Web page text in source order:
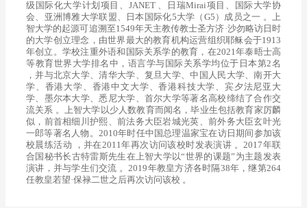
级国际化大学计划项目、JANET 、日瑞Mirai项目、国际大学协
会、亚洲博雅大学联盟、日本国际化5大学（G5）成员之一 。上
智大学的起源可追溯至1549年天主教传教士圣方济·沙勿略访日时
的大学创立理念，由世界最大的教育机构运营组织耶稣会于1913
年创立。学校注重外语和国际关系学的教育，在2021年泰晤士高
等教育世界大学排名中，语言学与国际关系学均位于日本第2名
，并与北京大学、清华大学、复旦大学、中国人民大学、南开大
学、香港大学、香港中文大学、香港科技大学、宾夕法尼亚大
学、墨尔本大学、悉尼大学、首尔大学等著名高校缔结了合作交
流关系 。上智大学以少人数教育而闻名，毕业生包括教育家厉麟
似，前首相细川护熙、前法务大臣岩城光英、前外务大臣玄叶光
一郎等著名人物。2010年时任中国总理温家宝在访日期间参加该
校晨练活动 ，并在2011年再次访问该校时发表演讲 。2017年联
合国秘书长古特雷斯先生在上智大学以“世界的课题”为主题发表
演讲，并与学生们交流 。2019年教皇方济各时隔38年，继第264